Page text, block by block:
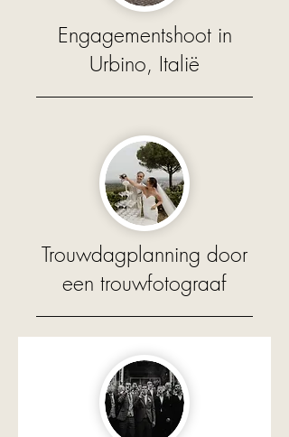
Engagementshoot in
Urbino, Italië
Trouwdagplanning door
een trouwfotograaf